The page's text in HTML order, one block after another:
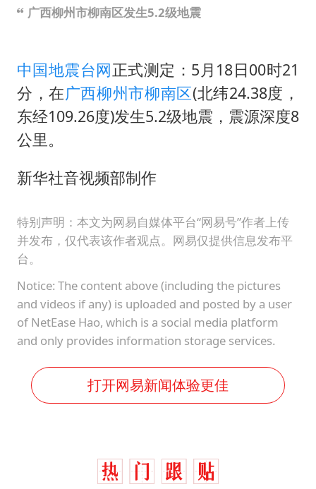
广西柳州市柳南区发生5.2级地震
中国地震台网正式测定：5月18日00时21
分，在广西柳州市柳南区(北纬24.38度，
东经109.26度)发生5.2级地震，震源深度8
公里。
新华社音视频部制作
特别声明：本文为网易自媒体平台“网易号”作者上传
并发布，仅代表该作者观点。网易仅提供信息发布平
台。
Notice: The content above (including the pictures
and videos if any) is uploaded and posted by a user
of NetEase Hao, which is a social media platform
and only provides information storage services.
打开网易新闻体验更佳